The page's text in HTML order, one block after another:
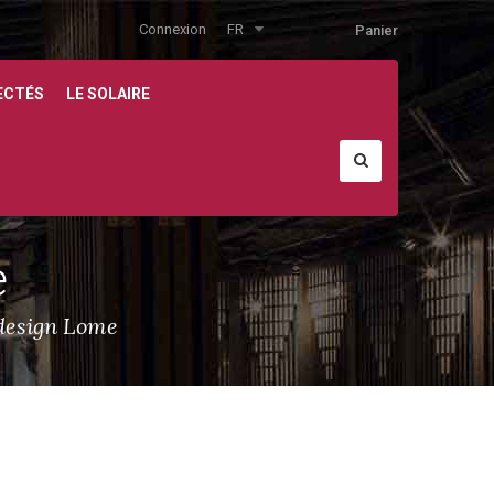
Panier
FR
Connexion
LE SOLAIRE
Lome